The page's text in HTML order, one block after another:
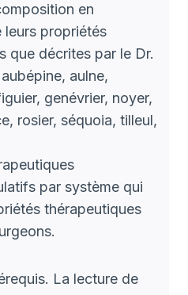
en
propriétés
que décrites par le Dr.
aulne,
genévrier, noyer,
rosier, séquoia, tilleul,
par système qui
thérapeutiques
La lecture de